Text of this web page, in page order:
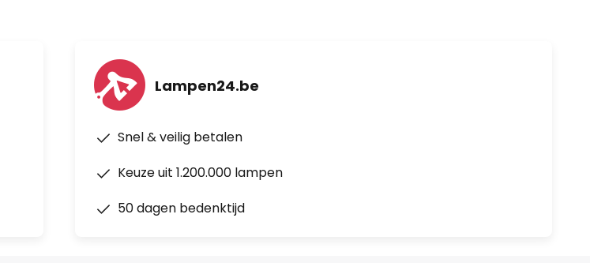
Lampen24.be
Snel & veilig betalen
Keuze uit 1.200.000 lampen
50 dagen bedenktijd